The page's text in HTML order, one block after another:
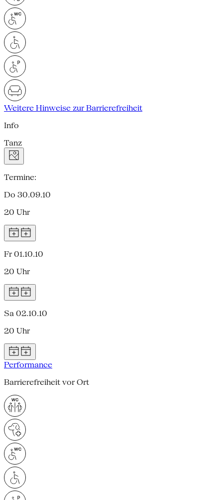
Weitere Hinweise zur Barrierefreiheit
Info
Tanz
Termine:
Do 30.09.10
20 Uhr
Fr 01.10.10
20 Uhr
Sa 02.10.10
20 Uhr
Performance
Barrierefreiheit vor Ort